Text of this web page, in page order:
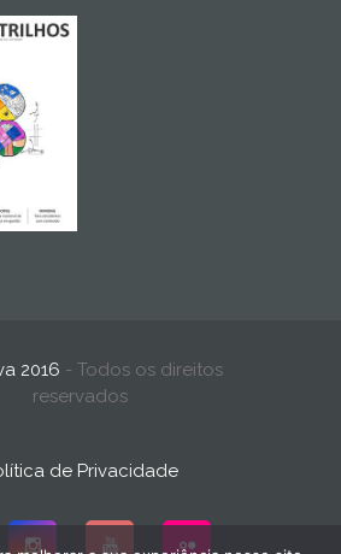
2016 - Todos os direitos
reservados
de Privacidade